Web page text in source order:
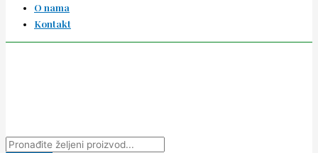
O nama
Kontakt